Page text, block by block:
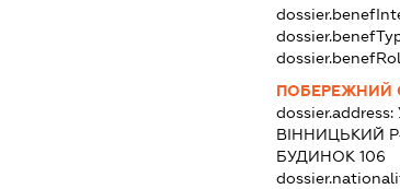
ПОБЕРЕЖНИЙ
dossier.address:
ВІННИЦЬКИЙ
БУДИНОК 106